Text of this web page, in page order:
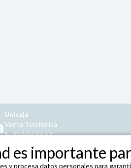
Unicaja
Venta Telefónica
952 07 62 62
es importante
y procesa datos personales para